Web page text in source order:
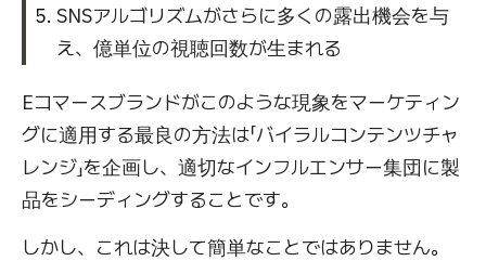
SNSアルゴリズムがさらに多くの露出機会を与
え、億単位の視聴回数が生まれる
Eコマースブランドがこのような現象をマーケティン
グに適用する最良の方法は「バイラルコンテンツチャ
レンジ」を企画し、適切なインフルエンサー集団に製
品をシーディングすることです。
しかし、これは決して簡単なことではありません。